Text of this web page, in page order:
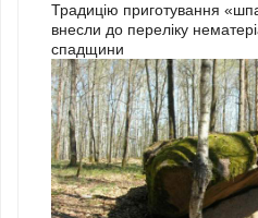
Традицію приготування
внесли до переліку
спадщини